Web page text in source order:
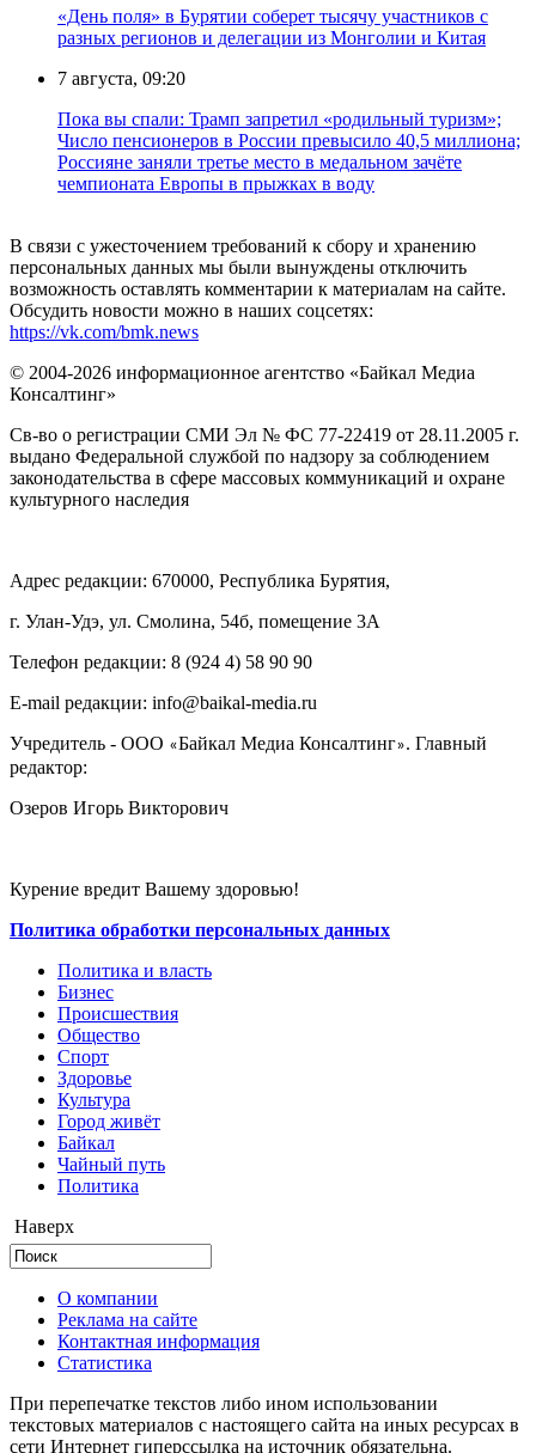
«День поля» в Бурятии соберет тысячу участников с
разных регионов и делегации из Монголии и Китая
7 августа, 09:20
Пока вы спали: Трамп запретил «родильный туризм»;
Число пенсионеров в России превысило 40,5 миллиона;
Россияне заняли третье место в медальном зачёте
чемпионата Европы в прыжках в воду
В связи с ужесточением требований к сбору и хранению
персональных данных мы были вынуждены отключить
возможность оставлять комментарии к материалам на сайте.
Обсудить новости можно в наших соцсетях:
https://vk.com/bmk.news
© 2004-2026 информационное агентство «Байкал Медиа
Консалтинг»
Св-во о регистрации СМИ Эл № ФС 77-22419 от 28.11.2005 г.
выдано Федеральной службой по надзору за соблюдением
законодательства в сфере массовых коммуникаций и охране
культурного наследия
Адрес редакции: 670000, Республика Бурятия,
г. Улан-Удэ, ул. Смолина, 54б, помещение 3А
Телефон редакции: ‎‎8 (924 4) 58 90 90
E-mail редакции: info@baikal-media.ru
Учредитель - ООО «Байкал Медиа Консалтинг». Главный
редактор:
Озеров Игорь Викторович
Курение вредит Вашему здоровью!
Политика обработки персональных данных
Политика и власть
Бизнес
Происшествия
Общество
Cпорт
Здоровье
Культура
Город живёт
Байкал
Чайный путь
Политика
Наверх
О компании
Реклама на сайте
Контактная информация
Статистика
При перепечатке текстов либо ином использовании
текстовых материалов с настоящего сайта на иных ресурсах в
сети Интернет гиперссылка на источник обязательна.